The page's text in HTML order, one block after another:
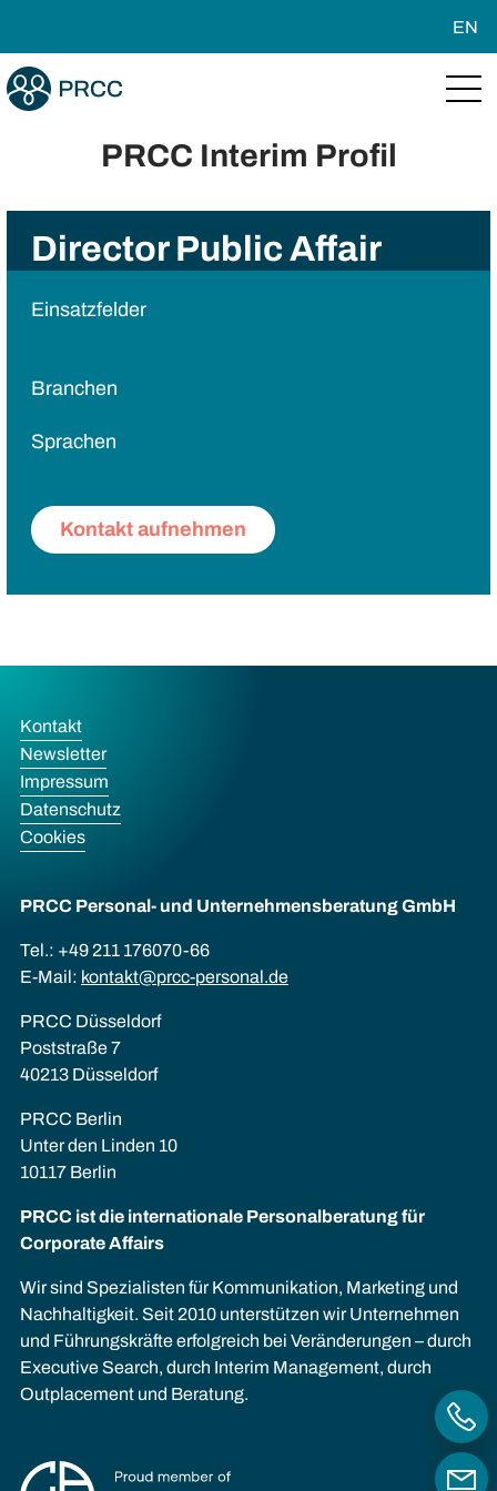
EN
PRCC Interim Profil
Director Public Affair
Einsatzfelder
Branchen
Sprachen
Kontakt aufnehmen
Kontakt
Newsletter
Impressum
Datenschutz
Cookies
PRCC Personal- und Unternehmens­beratung GmbH
Tel.: +49 211 176070-66
E-Mail: kontakt@prcc-personal.de
PRCC Düsseldorf
Poststraße 7
40213 Düsseldorf
PRCC Berlin
Unter den Linden 10
10117 Berlin
PRCC ist die internationale Personalberatung für
Corporate Affairs
Wir sind Spezialisten für Kommunikation, Marketing und
Nachhaltigkeit. Seit 2010 unterstützen wir Unternehmen
und Führungskräfte erfolgreich bei Veränderungen – durch
Executive Search, durch Interim Management, durch
Outplacement und Beratung.